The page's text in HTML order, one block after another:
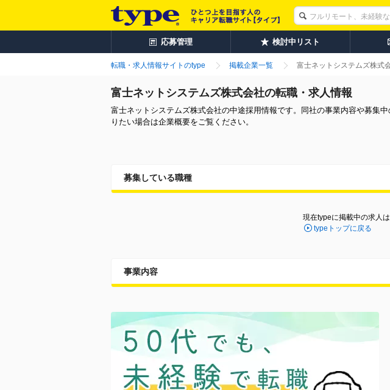
応募管理 検討中リスト
転職・求人情報サイトのtype 掲載企業一覧 富士ネットシステムズ株式
富士ネットシステムズ株式会社の転職・求人情報
富士ネットシステムズ株式会社の中途採用情報です。同社の事業内容や募集
りたい場合は企業概要をご覧ください。
募集している職種
現在typeに掲載中の求人は
typeトップに戻る
事業内容